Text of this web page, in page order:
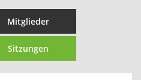
Mitglieder
Sitzungen